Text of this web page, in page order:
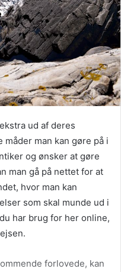
ud af deres
man kan gøre på i
og ønsker at gøre
man gå på nettet for at
hvor man kan
som skal munde ud i
har brug for her online,
forlovede, kan